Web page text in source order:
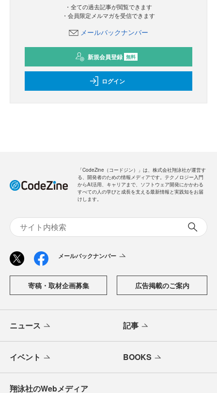
・全ての過去記事が閲覧できます
・会員限定メルマガを受信できます
メールバックナンバー
新規会員登録 無料
ログイン
「CodeZine（コードジン）」は、株式会社翔泳社が運営す
る、開発者のための情報メディアです。テクノロジー入門
からAI活用、キャリアまで、ソフトウェア開発にかかわる
すべての人の学びと成長を支える最新情報と実践知をお届
けします。
メールバックナンバー
寄稿・取材企画募集 広告掲載のご案内
ニュース 記事
イベント BOOKS
翔泳社のWebメディア